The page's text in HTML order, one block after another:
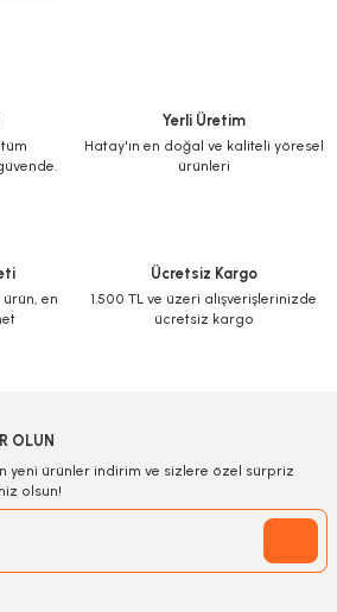
Yerli Üretim
Hatay'ın en doğal ve kaliteli yöresel
ürünleri
en
Ücretsiz Kargo
1.500 TL ve üzeri alışverişlerinizde
ücretsiz kargo
OLUN
yeni ürünler indirim ve sizlere özel sürpriz
olsun!